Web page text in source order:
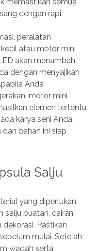
dengan rapi.
peralatan
atau motor mini
akan menambah
dengan menyajikan
Anda
motor mini
elemen tertentu
karya seni Anda.
bahan ini siap
Salju
yang diperlukan,
salju buatan, cairan,
Pastikan
mulai. Setelah
wadah serta